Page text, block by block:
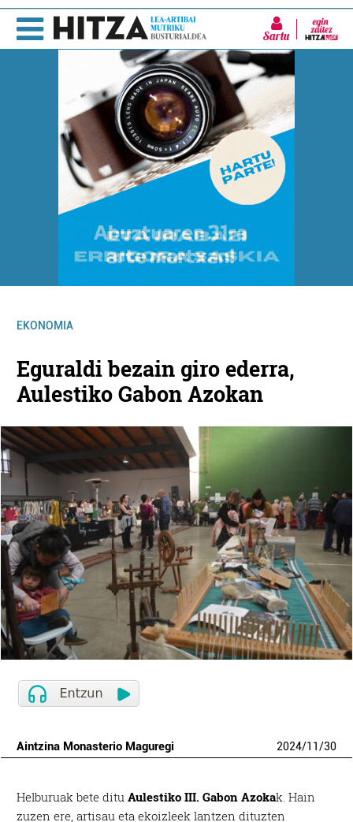
Sartu
EKONOMIA
Eguraldi bezain giro ederra,
Aulestiko Gabon Azokan
Aintzina Monasterio Maguregi 2024/11/30
Helburuak bete dituAulestiko III. Gabon Azokak. Hain
zuzen ere,artisau eta ekoizleek lantzen dituzten